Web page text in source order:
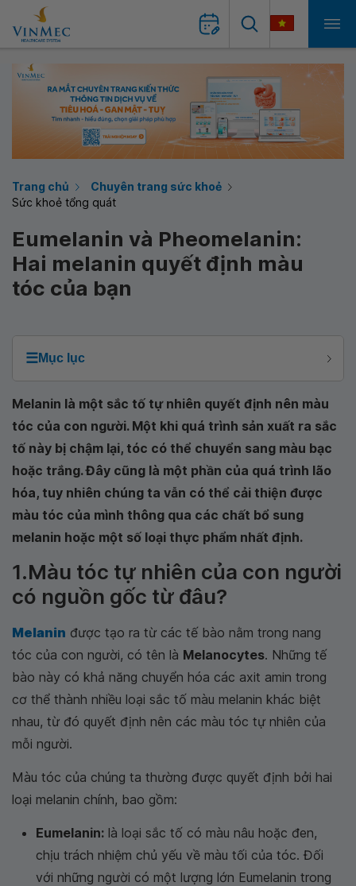
Trang chủ
Chuyên trang sức khoẻ
Sức khoẻ tổng quát
Eumelanin và Pheomelanin:
Hai melanin quyết định màu
tóc của bạn
☰Mục lục
Melanin là một sắc tố tự nhiên quyết định nên màu
tóc của con người. Một khi quá trình sản xuất ra sắc
tố này bị chậm lại, tóc có thể chuyển sang màu bạc
hoặc trắng. Đây cũng là một phần của quá trình lão
hóa, tuy nhiên chúng ta vẫn có thể cải thiện được
màu tóc của mình thông qua các chất bổ sung
melanin hoặc một số loại thực phẩm nhất định.
1.Màu tóc tự nhiên của con người
có nguồn gốc từ đâu?
Melanin được tạo ra từ các tế bào nằm trong nang
tóc của con người, có tên là Melanocytes. Những tế
bào này có khả năng chuyển hóa các axit amin trong
cơ thể thành nhiều loại sắc tố màu melanin khác biệt
nhau, từ đó quyết định nên các màu tóc tự nhiên của
mỗi người.
Màu tóc của chúng ta thường được quyết định bởi hai
loại melanin chính, bao gồm:
Eumelanin: là loại sắc tố có màu nâu hoặc đen,
chịu trách nhiệm chủ yếu về màu tối của tóc. Đối
với những người có một lượng lớn Eumelanin trong